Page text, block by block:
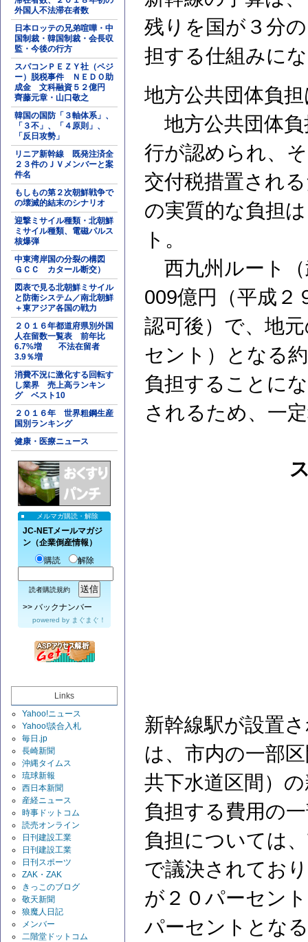
外国人不法滞在者数
日本ロッテの兄弟喧嘩・中
国制裁・韓国制裁・会長収
監・今後の行方
スパコンＰＥＺＹ社（ペジ
ー）脱税事件 ＮＥＤＯ助
成金 文科融資５２億円
齊藤元章・山口敬之
韓国の国防「３軸体系」、
「３不」、「４原則」、
「反日攻勢」
リニア新幹線 既発注済全
２３件のＪＶメンバーと案
件名
もしもの第２次朝鮮戦争で
の壊滅的結末のシナリオ
迎撃ミサイル種類・北朝鮮
ミサイル種類、電磁パルス
核爆弾
中東湾岸国の分裂の構図
ＧＣＣ カタール断交）
図表で見る北朝鮮ミサイル
と防衛システム／南北朝鮮
＋東アジア各国の戦力
２０１６年都道府県別外国
人在留数一覧表 前年比
6.7%増 不法在留者
3.9％増
消費不況に激化する回転す
し業界 売上高ランキン
グ ベスト10
２０１６年 世界粗鋼生産
国別ランキング
健康・医療ニュース
メルマガ購読・解除
JC-NETメールマガジ
ン（企業倒産情報）
購読
解除
読者購読規約
>> バックナンバー
powered by まぐまぐ！
Links
Yahoo!ニュース
Yahoo!談合入札
毎日.jp
長崎新聞
沖縄タイムス
琉球新報
西日本新聞
産経ニュース
時事ドットコム
読売オンライン
日刊建設工業
日刊建設工業
日刊スポーツ
ZAK・ZAK
きっこのブログ
敬天新聞
狼魔人日記
メンバー
二階堂ドットコム
残りを国が３分
担する仕組みに
地方公共団体負
地方公共団体負
行が認められ、
交付税措置され
の実質的な負担
ト。
西九州ルート
009億円（平成２
認可後）で、地
セント）となる
負担することに
されるため、一
新幹線駅が設置
は、市内の一部
共下水道区間）
負担する費用の
負担については
で議決されてお
が２０パーセン
パーセントとな